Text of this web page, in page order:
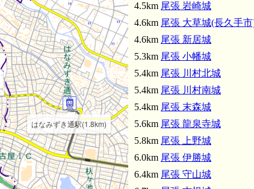
はなみずき通駅(1.8km)
尾張 岩作城(3.1km)
4.5km 尾張 岩崎城
4.6km 尾張 大草城(長久手
4.6km 尾張 新居城
5.3km 尾張 小幡城
5.4km 尾張 川村北城
5.4km 尾張 川村南城
5.4km 尾張 末森城
5.6km 尾張 龍泉寺城
5.8km 尾張 上野城
6.0km 尾張 伊勝城
6.4km 尾張 守山城